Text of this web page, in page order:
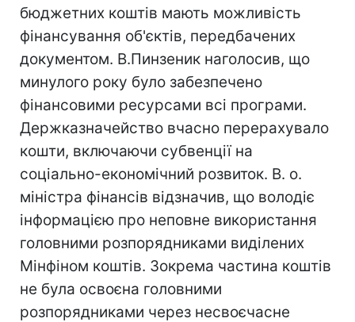
бюджетних коштів мають можливість
фінансування об'єктів, передбачених
документом. В.Пинзеник наголосив, що
минулого року було забезпечено
фінансовими ресурсами всі програми.
Держказначейство вчасно перерахувало
кошти, включаючи субвенції на
соціально-економічний розвиток. В. о.
міністра фінансів відзначив, що володіє
інформацією про неповне використання
головними розпорядниками виділених
Мінфіном коштів. Зокрема частина коштів
не була освоєна головними
розпорядниками через несвоєчасне